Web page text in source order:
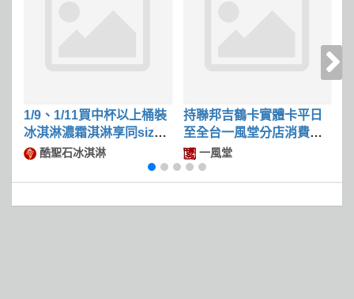
1/9、1/11買中杯以上桶裝
冰淇淋濃霜淇淋享同size
冰淇淋第二件50
酷聖石冰淇淋
持聯邦吉鶴卡實體卡平日
至全台一風堂分店消費滿
$600可現折$50
一風堂